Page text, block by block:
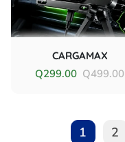
CARGAMAX
Q299.00 Q499.00
1 2